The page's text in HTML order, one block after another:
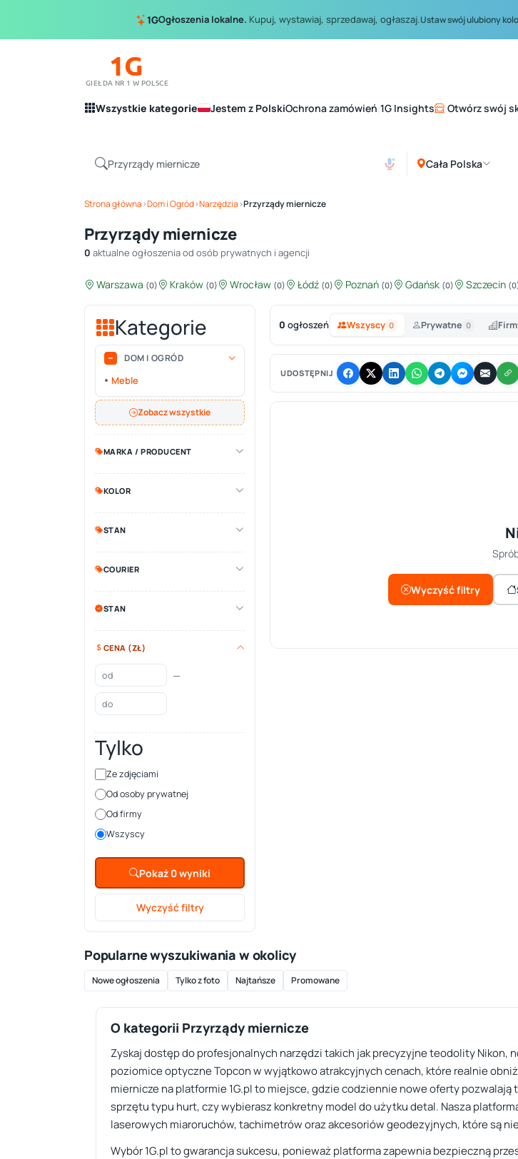
1GOgłoszenia lokalne. Kupuj, wystawiaj, sprzedawaj, ogłaszaj.Ustaw swój ulubiony
1G
GIEŁDA NR 1 W POLSCE
Wszystkie kategorie Jestem z PolskiOchrona zamówień 1G Insights Otwórz swój
Cała Polska
Strona główna›Dom i Ogród›Narzędzia›Przyrządy miernicze
Przyrządy miernicze
0 aktualne ogłoszenia od osób prywatnych i agencji
Warszawa (0) Kraków (0) Wrocław (0) Łódź (0) Poznań (0) Gdańsk (0) Szczecin
Kategorie
DOM I OGRÓD
Meble
Zobacz wszystkie
MARKA / PRODUCENT
KOLOR
STAN
COURIER
STAN
CENA (ZŁ)
—
Tylko
Ze zdjęciami
Od osoby prywatnej
Od firmy
Wszyscy
Pokaż 0 wyniki
Wyczyść filtry
0 ogłoszeń Wszyscy 0 Prywatne 0
UDOSTĘPNIJ
Wyczyść filtry
Popularne wyszukiwania w okolicy
Nowe ogłoszenia Tylko z foto Najtańsze Promowane
O kategorii Przyrządy miernicze
Zyskaj dostęp do profesjonalnych narzędzi takich jak precyzyjne teodolity
poziomice optyczne Topcon w wyjątkowo atrakcyjnych cenach, które realnie
miernicze na platformie 1G.pl to miejsce, gdzie codziennie nowe oferty
sprzętu typu hurt, czy wybierasz konkretny model do użytku detal. Nasza
laserowych miaroruchów, tachimetrów oraz akcesoriów geodezyjnych, które są
Wybór 1G.pl to gwarancja sukcesu, ponieważ platforma zapewnia bezpieczną